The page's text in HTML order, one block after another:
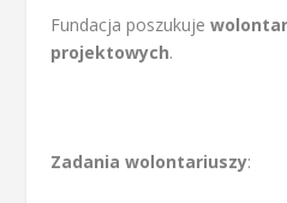
Fundacja poszukuje
projektowych.
Zadania wolontariuszy: